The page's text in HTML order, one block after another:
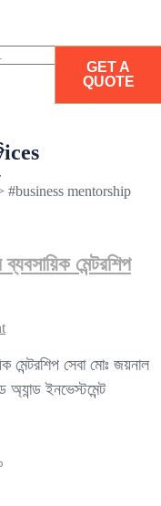
GET A
QUOTE
#business mentorship
মেন্টরশিপ
মেন্টরশিপ সেবা মোঃ জয়নাল
অ্যান্ড ইনভেস্টমেন্ট